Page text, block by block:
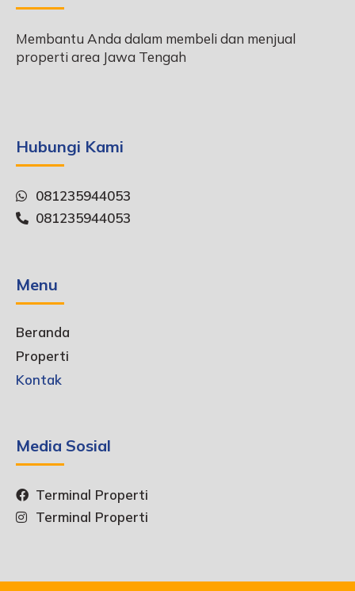
Membantu Anda dalam membeli dan menjual
properti area Jawa Tengah
Hubungi Kami
081235944053
081235944053
Menu
Beranda
Properti
Kontak
Media Sosial
Terminal Properti
Terminal Properti